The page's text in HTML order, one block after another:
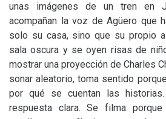
unas imágenes de un tren en
acompañan la voz de Agüero que
solo su casa, sino que su propio
sala oscura y se oyen risas de
mostrar una proyección de Charles
sonar aleatorio, toma sentido
por qué se cuentan las
respuesta clara. Se filma